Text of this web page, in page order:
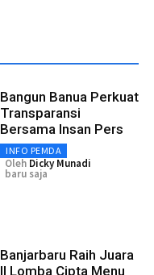
Bangun Banua Perkuat
Transparansi
Bersama Insan Pers
INFO PEMDA
Oleh Dicky Munadi
baru saja
Banjarbaru Raih Juara
II Lomba Cipta Menu